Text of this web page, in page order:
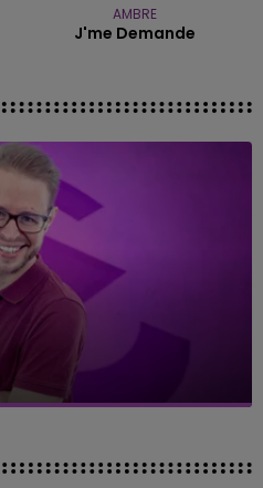
AMBRE
J'me Demande